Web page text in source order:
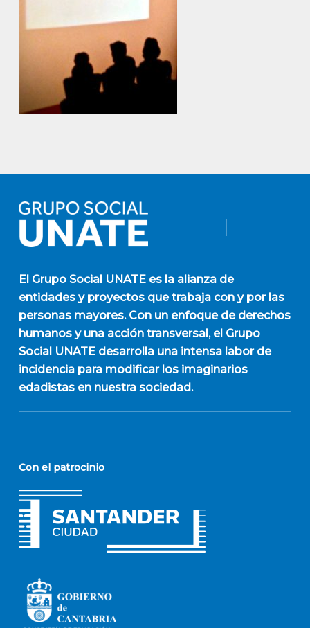
El Grupo Social UNATEes la alianza de
entidades y proyectos que trabaja con y por las
personas mayores. Con un enfoque de derechos
humanos y una acción transversal, el Grupo
Social UNATE desarrolla una intensa labor de
incidencia para modificar los imaginarios
edadistas en nuestra sociedad.
Con el patrocinio